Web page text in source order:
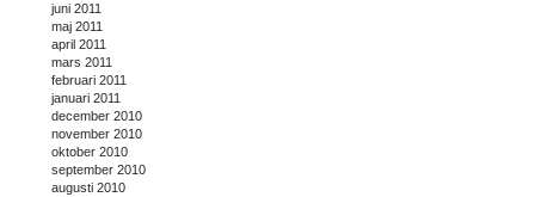
juni 2011
maj 2011
april 2011
mars 2011
februari 2011
januari 2011
december 2010
november 2010
oktober 2010
september 2010
augusti 2010